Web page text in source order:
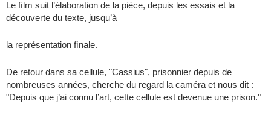
Le ﬁlm suit l’élaboration de la pièce, depuis les essais et la
découverte du texte, jusqu’à
la représentation ﬁnale.
De retour dans sa cellule, "Cassius", prisonnier depuis de
nombreuses années, cherche du regard la caméra et nous dit :
"Depuis que j’ai connu l’art, cette cellule est devenue une prison."